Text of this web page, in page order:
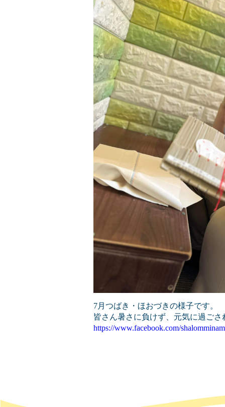
7月つばき・ほおづきの様子です。
皆さん暑さに負けず、元気に過ごさ
https://www.facebook.com/